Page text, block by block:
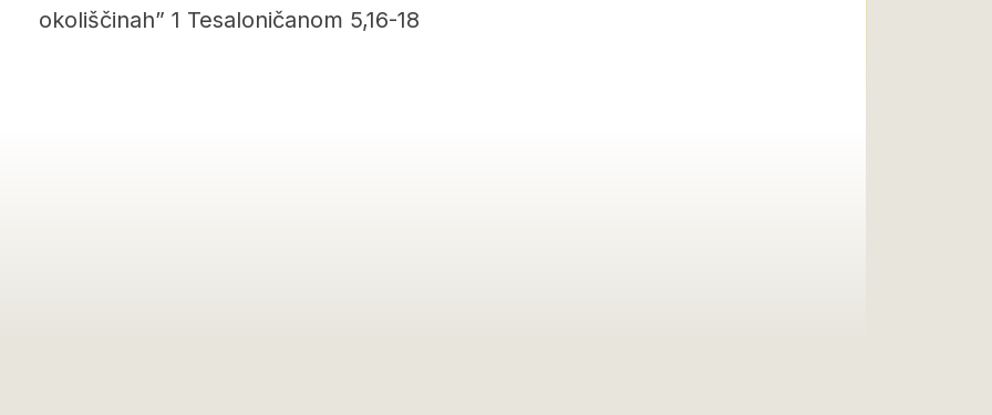
okoliščinah” 1 Tesaloničanom 5,16-18